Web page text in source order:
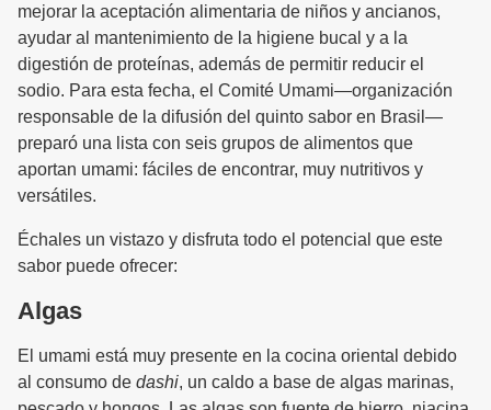
mejorar la aceptación alimentaria de niños y ancianos,
ayudar al mantenimiento de la higiene bucal y a la
digestión de proteínas, además de permitir reducir el
sodio. Para esta fecha, el Comité Umami—organización
responsable de la difusión del quinto sabor en Brasil—
preparó una lista con seis grupos de alimentos que
aportan umami: fáciles de encontrar, muy nutritivos y
versátiles.
Échales un vistazo y disfruta todo el potencial que este
sabor puede ofrecer:
Algas
El umami está muy presente en la cocina oriental debido
al consumo de dashi, un caldo a base de algas marinas,